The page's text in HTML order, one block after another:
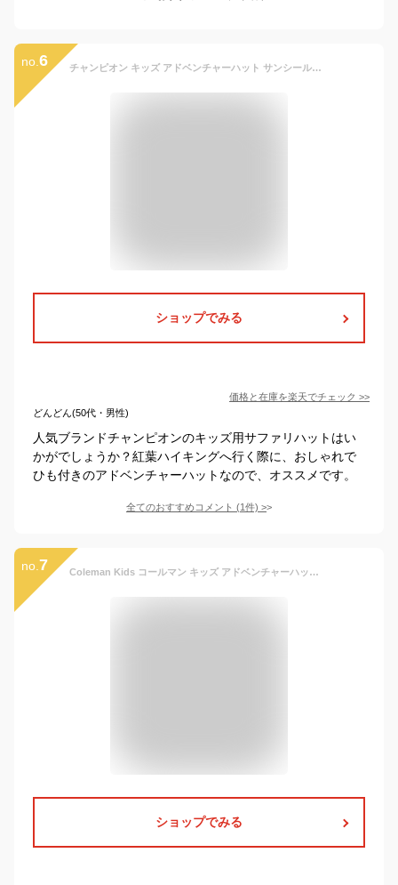
no. 6 チャンピオン キッズ アドベンチャーハット サンシールドアドベンチャー 帽子 Champion Kids サファリハット ハット バケツハット 子供 キッズ 男の子 女の子 ユニセックス スポーツ アウトドア 海 プール ブランド 紫外線 UVカット 紫外線予防 プレゼント ギフト 151-0012
ショップでみる
価格と在庫を楽天でチェック >>
どんどん(50代・男性)
人気ブランドチャンピオンのキッズ用サファリハットはい
かがでしょうか？紅葉ハイキングへ行く際に、おしゃれで
ひも付きのアドベンチャーハットなので、オススメです。
全てのおすすめコメント (1件) >
no. 7 Coleman Kids コールマン キッズ アドベンチャーハット ヒモ付き 151-0050 ハット 子供 帽子 スポーツ アウトドア ブランド キッズ 紫外線 UV ケア お花見
ショップでみる